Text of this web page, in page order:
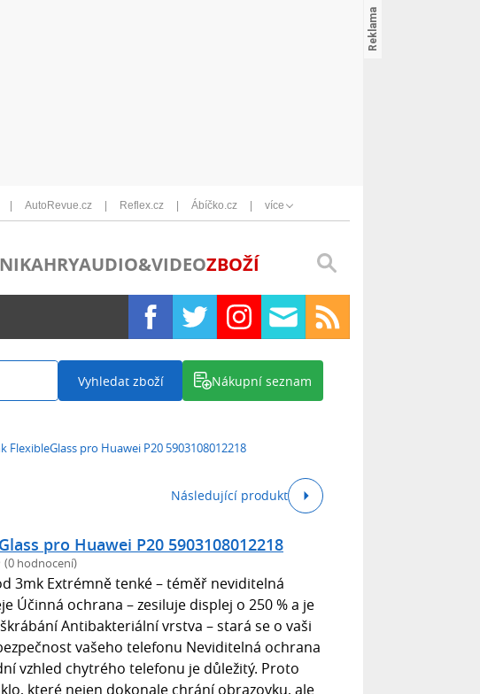
AutoRevue.cz Reflex.cz Ábíčko.cz více
HRYAUDIO&VIDEOZBOŽÍ
Vyhledat zboží Nákupní seznam
FlexibleGlass pro Huawei P20 5903108012218
Následující produkt
pro Huawei P20 5903108012218
(0 hodnocení)
3mk Extrémně tenké – téměř neviditelná
Účinná ochrana – zesiluje displej o 250 % a je
Antibakteriální vrstva – stará se o vaši
vašeho telefonu Neviditelná ochrana
vzhled chytrého telefonu je důležitý. Proto
které nejen dokonale chrání obrazovku, ale